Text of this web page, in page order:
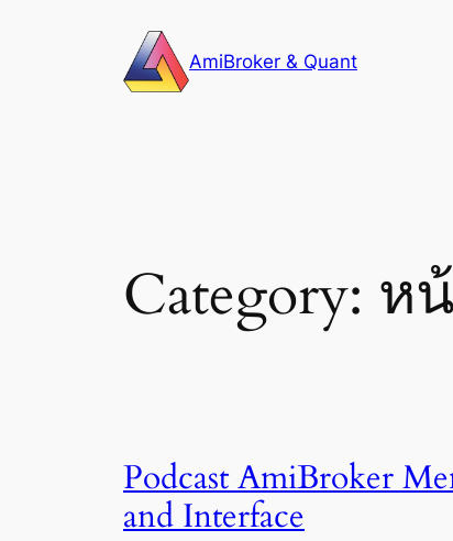
AmiBroker & Quant
Category: ห
Podcast AmiBroker
and Interface